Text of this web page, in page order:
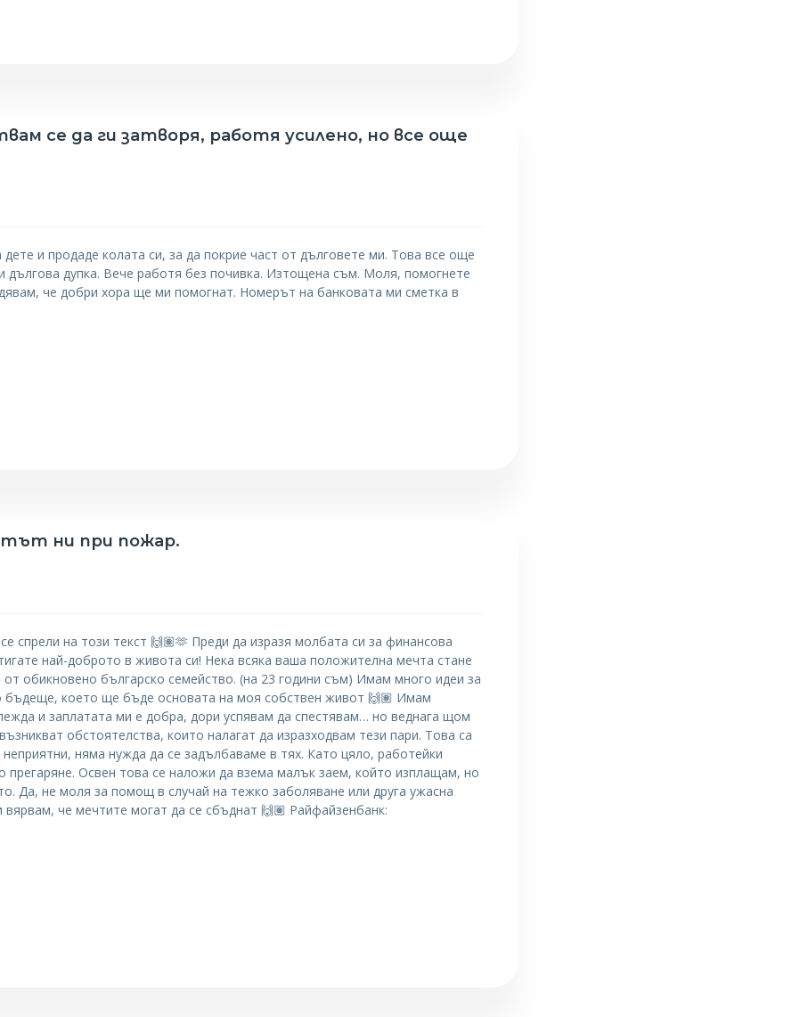
се да ги затворя, работя усилено, но все още
и продаде колата си, за да покрие част от дълговете ми. Това все още
дългова дупка. Вече работя без почивка. Изтощена съм. Моля, помогнете
че добри хора ще ми помогнат. Номерът на банковата ми сметка в
ни при пожар.
спрели на този текст 🙌🏽🫶 Преди да изразя молбата си за финансова
най-доброто в живота си! Нека всяка ваша положителна мечта стане
обикновено българско семейство. (на 23 години съм) Имам много идеи за
бъдеще, което ще бъде основата на моя собствен живот 🙌🏽 Имам
и заплатата ми е добра, дори успявам да спестявам… но веднага щом
обстоятелства, които налагат да изразходвам тези пари. Това са
няма нужда да се задълбаваме в тях. Като цяло, работейки
прегаряне. Освен това се наложи да взема малък заем, който изплащам, но
Да, не моля за помощ в случай на тежко заболяване или друга ужасна
че мечтите могат да се сбъднат 🙌🏽 Райфайзенбанк: